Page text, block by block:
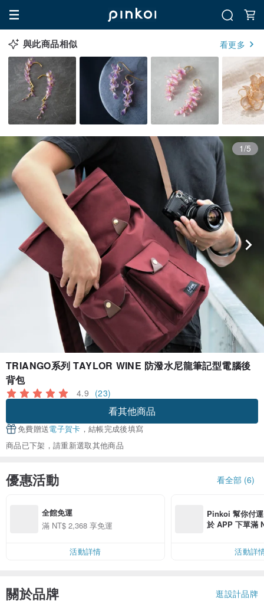
與此商品相似 看更多
1/5
TRIANGO系列 TAYLOR WINE 防潑水尼龍筆記型電腦後
背包
4.9 (23)
看其他商品
免費贈送電子賀卡 ，結帳完成後填寫
商品已下架，請重新選取其他商品
優惠活動 看全部 (6)
全館免運
滿 NT$ 2,368 享免運
活動詳情
Pinkoi 幫你付
於 APP 下單滿
活動詳
關於品牌 逛設計品牌